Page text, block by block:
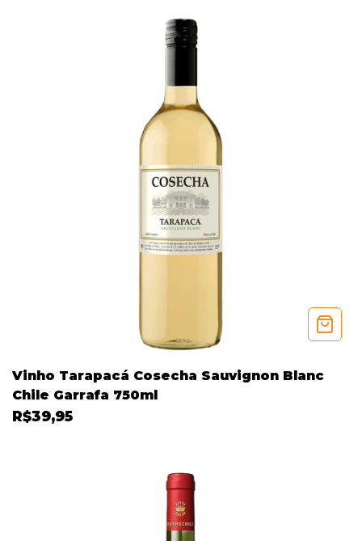
Vinho Tarapacá Cosecha Sauvignon Blanc
Chile Garrafa 750ml
R$39,95